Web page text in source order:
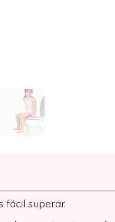
fácil superar.